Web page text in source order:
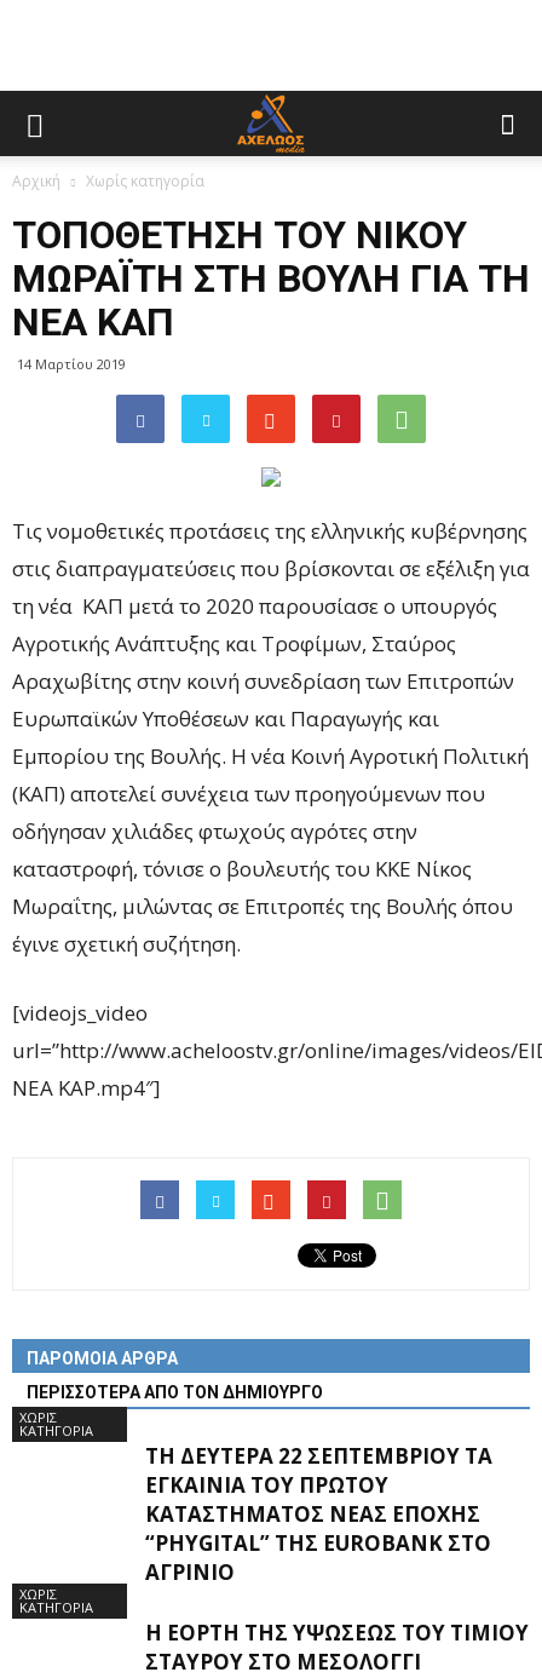
Αρχική Χωρίς κατηγορία
ΤΟΠΟΘΕΤΗΣΗ ΤΟΥ ΝIKOY
ΜΩΡΑΪΤΗ ΣΤΗ ΒΟΥΛΗ ΓΙΑ ΤΗ
ΝΕΑ ΚΑΠ
14 Μαρτίου 2019
Τις νομοθετικές προτάσεις της ελληνικής κυβέρνησης
στις διαπραγματεύσεις που βρίσκονται σε εξέλιξη για
τη νέα ΚΑΠ μετά το 2020 παρουσίασε ο υπουργός
Αγροτικής Ανάπτυξης και Τροφίμων, Σταύρος
Αραχωβίτης στην κοινή συνεδρίαση των Επιτροπών
Ευρωπαϊκών Υποθέσεων και Παραγωγής και
Εμπορίου της Βουλής. Η νέα Κοινή Αγροτική Πολιτική
(ΚΑΠ) αποτελεί συνέχεια των προηγούμενων που
οδήγησαν χιλιάδες φτωχούς αγρότες στην
καταστροφή, τόνισε ο βουλευτής του ΚΚΕ Νίκος
Μωραΐτης, μιλώντας σε Επιτροπές της Βουλής όπου
έγινε σχετική συζήτηση.
[videojs_video
url=”http://www.acheloostv.gr/online/images/videos/
NEA KAP.mp4″]
ΠΑΡΟΜΟΙΑ ΑΡΘΡΑ
ΠΕΡΙΣΣΟΤΕΡΑ ΑΠΟ ΤΟΝ ΔΗΜΙΟΥΡΓΟ
ΧΩΡΊΣ
ΚΑΤΗΓΟΡΊΑ
ΤΗ ΔΕΥΤΈΡΑ 22 ΣΕΠΤΕΜΒΡΊΟΥ ΤΑ
ΕΓΚΑΊΝΙΑ ΤΟΥ ΠΡΏΤΟΥ
ΚΑΤΑΣΤΉΜΑΤΟΣ ΝΈΑΣ ΕΠΟΧΉΣ
“PHYGITAL” ΤΗΣ EUROBANK ΣΤΟ
ΑΓΡΊΝΙΟ
ΧΩΡΊΣ
ΚΑΤΗΓΟΡΊΑ
Η ΕΟΡΤΉ ΤΗΣ ΥΨΏΣΕΩΣ ΤΟΥ ΤΙΜΊΟΥ
ΣΤΑΥΡΟΎ ΣΤΟ ΜΕΣΟΛΌΓΓΙ